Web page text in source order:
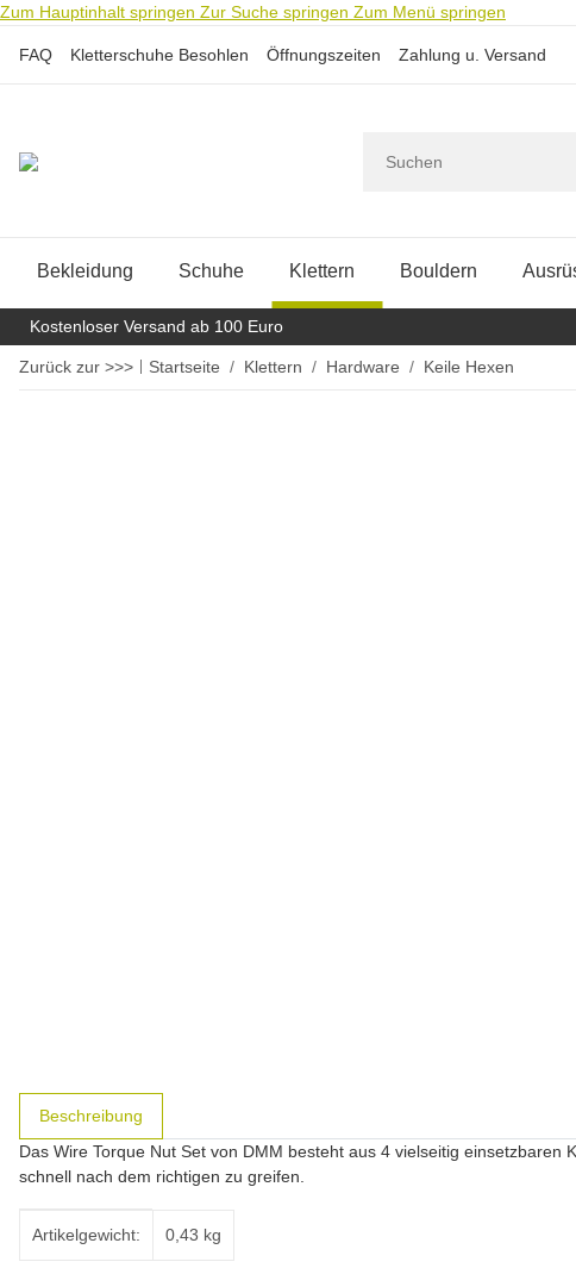
Zum Hauptinhalt springen Zur Suche springen Zum Menü springen
FAQ Kletterschuhe Besohlen Öffnungszeiten Zahlung u. Versand
Bekleidung Schuhe Klettern Bouldern
Kostenloser Versand ab 100 Euro
Zurück zur >>> Startseite Klettern Hardware Keile Hexen
Beschreibung
Das Wire Torque Nut Set von DMM besteht aus 4 vielseitig
schnell nach dem richtigen zu greifen.
Artikelgewicht: 0,43 kg